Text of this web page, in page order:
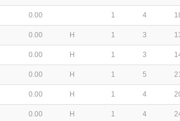
0.00 1 4
0.00 H 1 3
0.00 H 1 3
0.00 H 1 5
0.00 H 1 4
0.00 H 1 4